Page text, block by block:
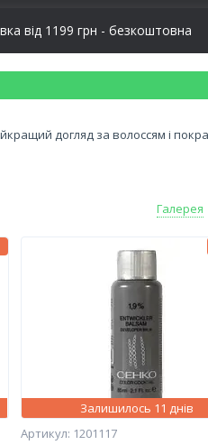
від 1199 грн - безкоштовна
догляд за волоссям і
Галерея
Залишилось 11 днів
1201117